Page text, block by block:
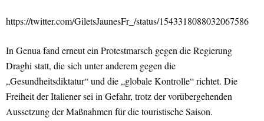
https://twitter.com/GiletsJaunesFr_/status/1543318088032067586
In Genua fand erneut ein Protestmarsch gegen die Regierung
Draghi statt, die sich unter anderem gegen die
„Gesundheitsdiktatur“ und die „globale Kontrolle“ richtet. Die
Freiheit der Italiener sei in Gefahr, trotz der vorübergehenden
Aussetzung der Maßnahmen für die touristische Saison.